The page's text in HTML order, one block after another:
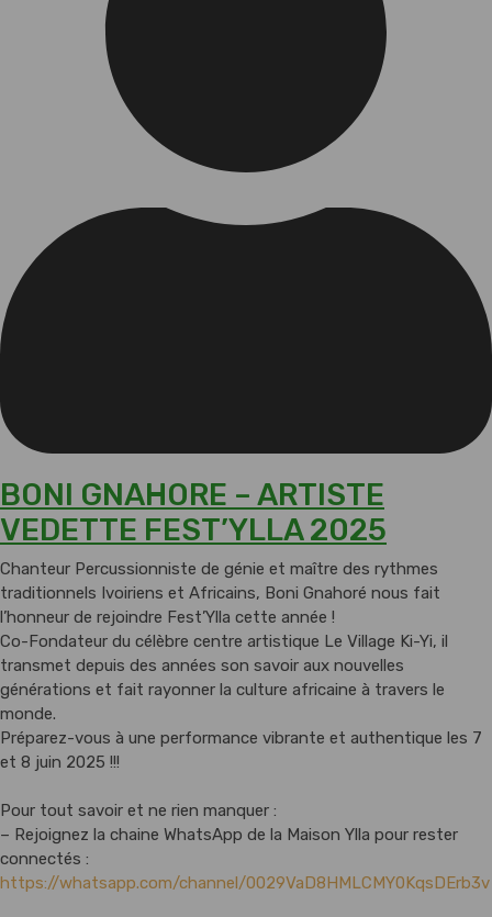
BONI GNAHORE – ARTISTE
VEDETTE FEST’YLLA 2025
Chanteur Percussionniste de génie et maître des rythmes
traditionnels Ivoiriens et Africains, Boni Gnahoré nous fait
l’honneur de rejoindre Fest’Ylla cette année !
Co-Fondateur du célèbre centre artistique Le Village Ki-Yi, il
transmet depuis des années son savoir aux nouvelles
générations et fait rayonner la culture africaine à travers le
monde.
Préparez-vous à une performance vibrante et authentique les 7
et 8 juin 2025 !!!
Pour tout savoir et ne rien manquer :
– Rejoignez la chaine WhatsApp de la Maison Ylla pour rester
connectés :
https://whatsapp.com/channel/0029VaD8HMLCMY0KqsDErb3v